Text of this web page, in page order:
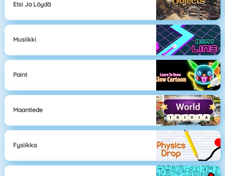
Etsi Ja Löydä
Musiikki
Paint
Maantiede
Fysiikka